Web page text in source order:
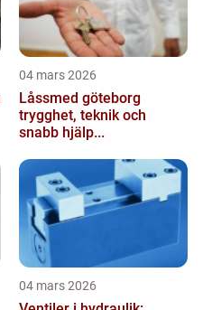
04 mars 2026
Låssmed göteborg
trygghet, teknik och
snabb hjälp...
04 mars 2026